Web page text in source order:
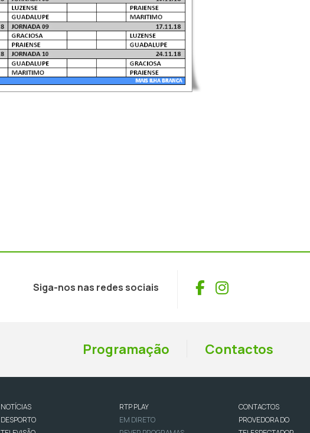
Siga-nos nas redes sociais Facebook
Instagram
Programação Contactos
NOTÍCIAS
DESPORTO
RTP PLAY
EM DIRETO
CONTACTOS
PROVEDORA DO